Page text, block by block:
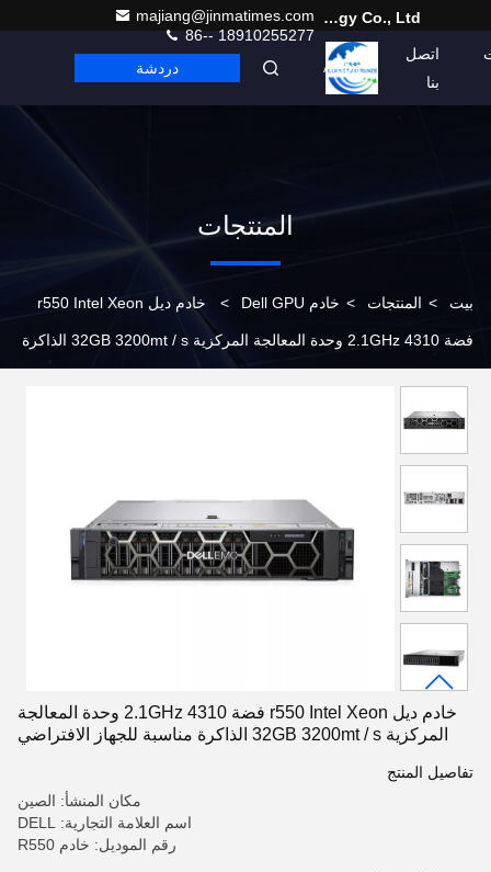
Beijing Guangtian Runze Technology Co., Ltd.
majiang@jinmatimes.com
86-- 18910255277
اتصل
بنا
Arabic دردشة
المنتجات
بيت > المنتجات > خادم Dell GPU > خادم ديل r550 Intel Xeon
فضة 4310 2.1GHz وحدة المعالجة المركزية 32GB 3200mt / s الذاكرة
خادم ديل r550 Intel Xeon فضة 4310 2.1GHz وحدة المعالجة
المركزية 32GB 3200mt / s الذاكرة مناسبة للجهاز الافتراضي
تفاصيل المنتج
مكان المنشأ: الصين
اسم العلامة التجارية: DELL
رقم الموديل: خادم R550